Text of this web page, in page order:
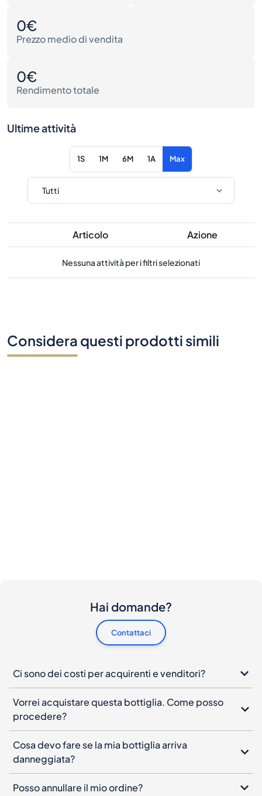
0€
Prezzo medio di vendita
0€
Rendimento totale
Ultime attività
1S 1M 6M 1A Max
Articolo Azione
Nessuna attività per i filtri selezionati
Considera questi prodotti simili
Hai domande?
Contattaci
Ci sono dei costi per acquirenti e venditori?
Vorrei acquistare questa bottiglia. Come posso
procedere?
Cosa devo fare se la mia bottiglia arriva
danneggiata?
Posso annullare il mio ordine?